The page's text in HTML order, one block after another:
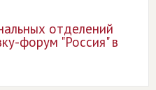
отделений
форум "Россия" в